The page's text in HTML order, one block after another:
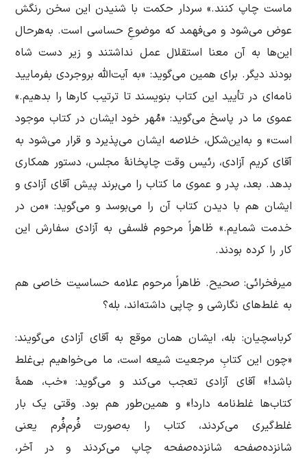
ماست چاپ کنند.» سردار حکمت با شنیدن این سخن رنگش
عوض می‌شود و می‌فهمد که موضوعِ حساسی است. به‌هرحال
این‌ها به آن معنا استقلال عمل نداشتند و زیر دست شاه
بودند دیگر. برای همین می‌گوید: «به آیت‌الله بروجردی بفرمایید
نامه‌ای در تأیید این کتاب بنویسند تا ترتیب کارها را بدهیم.»
عموی ما در پاسخ می‌گوید: «مُهر خود ایشان در کتاب موجود
است» و به‌این‌شکل، خلاصه ایشان می‌پذیرد و قرار می‌شود به
آقای کریم آزادی، رئیس وقت چاپخانۀ مجلس، دستور همکاری
بدهد. بعد، پدر و عموی ما کتاب را می‌برند پیش آقای آزادی و
ایشان هم با دیدن کتاب آن را می‌بوسد و می‌گوید: «من در
خدمت شمایم.» ظاهراً مرحوم فلسفی به آزادی سفارش این
کار را کرده بودند.
میرفخرائی: صحیح. ظاهراً مرحوم علامه حساسیت خاصی هم
به غلط‌های نگارشی و چاپی داشته‌اند،‌ بله؟
کرباسچیان: بله،‌ ایشان همان موقع به آقای آزادی می‌گویند:
«چون این کتابِ مرجعیت شیعه است، ما می‌خواهیم بی‌غلط
باشد!» آقای آزادی تعجب می‌کند و می‌گوید: «خب، همۀ
کتاب‌ها غلط‌نامه دارد!» و همین‌طور هم بود. وقتی یک بار
غلط‌گیری می‌کردند، کتاب را به‌صورت فُرم‌فُرم یعنی
شانزده‌صفحه شانزده‌صفحه چاپ می‌کردند و در آخر،